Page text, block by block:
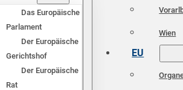
Das Europäische
Parlament
Der Europäische
Gerichtshof
Der Europäische
Rat
Wien
EU